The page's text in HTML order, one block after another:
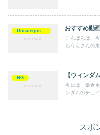
Uncategorized おすすめ動
こんばんは、
ちうえさんの
HG 【ウィンダ
今日は、最近
ンダムのチョ
スポ